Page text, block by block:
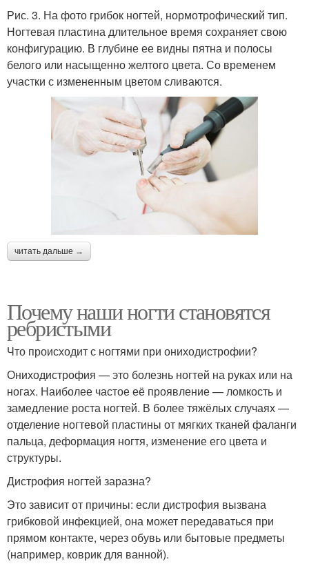
Рис. 3. На фото грибок ногтей, нормотрофический тип.
Ногтевая пластина длительное время сохраняет свою
конфигурацию. В глубине ее видны пятна и полосы
белого или насыщенно желтого цвета. Со временем
участки с измененным цветом сливаются.
читать дальше →
Почему наши ногти становятся
ребристыми
Что происходит с ногтями при ониходистрофии?
Ониходистрофия — это болезнь ногтей на руках или на
ногах. Наиболее частое её проявление — ломкость и
замедление роста ногтей. В более тяжёлых случаях —
отделение ногтевой пластины от мягких тканей фаланги
пальца, деформация ногтя, изменение его цвета и
структуры.
Дистрофия ногтей заразна?
Это зависит от причины: если дистрофия вызвана
грибковой инфекцией, она может передаваться при
прямом контакте, через обувь или бытовые предметы
(например, коврик для ванной).